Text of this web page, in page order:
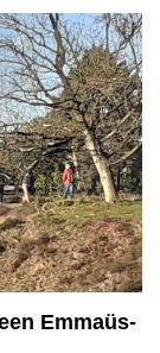
Emmaüs-